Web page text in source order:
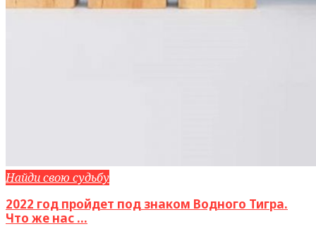
Найди свою судьбу
2022 год пройдет под знаком Водного Тигра.
Что же нас ...